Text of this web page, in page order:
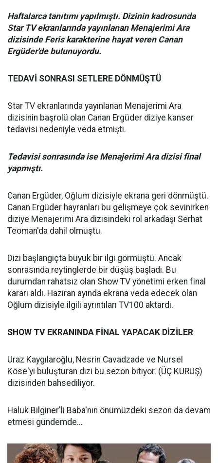
Haftalarca tanıtımı yapılmıştı. Dizinin kadrosunda
Star TV ekranlarında yayınlanan Menajerimi Ara
dizisinde Feris karakterine hayat veren Canan
Ergüder'de bulunuyordu.
TEDAVİ SONRASI SETLERE DÖNMÜŞTÜ
Star TV ekranlarında yayınlanan Menajerimi Ara
dizisinin başrolü olan Canan Ergüder diziye kanser
tedavisi nedeniyle veda etmişti.
Tedavisi sonrasında ise Menajerimi Ara dizisi final
yapmıştı.
Canan Ergüder, Oğlum dizisiyle ekrana geri dönmüştü.
Canan Ergüder hayranları bu gelişmeye çok sevinirken
diziye Menajerimi Ara dizisindeki rol arkadaşı Serhat
Teoman'da dahil olmuştu.
Dizi başlangıçta büyük bir ilgi görmüştü. Ancak
sonrasında reytinglerde bir düşüş başladı. Bu
durumdan rahatsız olan Show TV yönetimi erken final
kararı aldı. Haziran ayında ekrana veda edecek olan
Oğlum dizisiyle ilgili ayrıntıları TV100 aktardı.
SHOW TV EKRANINDA FİNAL YAPACAK DİZİLER
Uraz Kaygılaroğlu, Nesrin Cavadzade ve Nursel
Köse'yi buluşturan dizi bu sezon bitiyor. (ÜÇ KURUŞ)
dizisinden bahsediliyor.
Haluk Bilginer'li Baba'nın önümüzdeki sezon da devam
etmesi gündemde...